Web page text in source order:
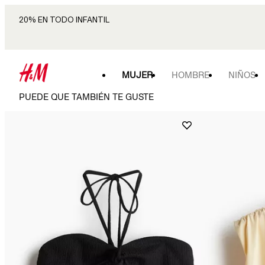
20% EN TODO INFANTIL
MUJER HOMBRE NIÑOS
PUEDE QUE TAMBIÉN TE GUSTE